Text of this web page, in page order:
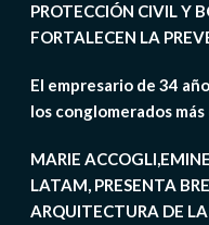
PROTECCIÓN CIVIL Y
FORTALECEN LA
El empresario de 34
los conglomerados
MARIE
LATAM, PRESENTA
ARQUITECTURA DE